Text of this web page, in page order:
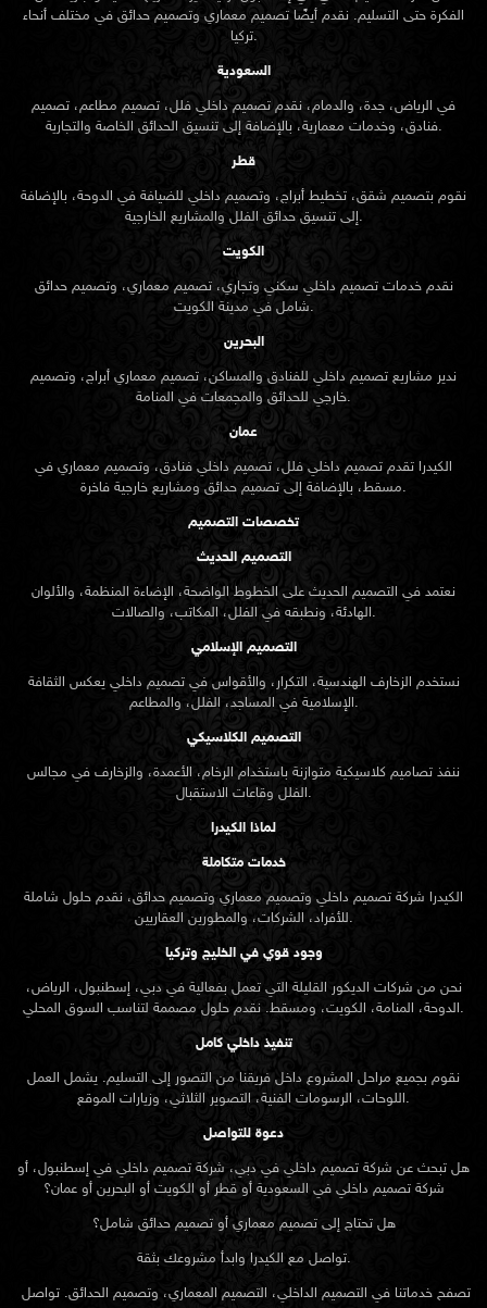
الفكرة حتى التسليم. نقدم أيضًا تصميم معماري وتصميم حدائق في مختلف أنحاء
تركيا.
السعودية
في الرياض، جدة، والدمام، نقدم تصميم داخلي فلل، تصميم مطاعم، تصميم
فنادق، وخدمات معمارية، بالإضافة إلى تنسيق الحدائق الخاصة والتجارية.
قطر
نقوم بتصميم شقق، تخطيط أبراج، وتصميم داخلي للضيافة في الدوحة، بالإضافة
إلى تنسيق حدائق الفلل والمشاريع الخارجية.
الكويت
نقدم خدمات تصميم داخلي سكني وتجاري، تصميم معماري، وتصميم حدائق
شامل في مدينة الكويت.
البحرين
ندير مشاريع تصميم داخلي للفنادق والمساكن، تصميم معماري أبراج، وتصميم
خارجي للحدائق والمجمعات في المنامة.
عمان
الكيدرا تقدم تصميم داخلي فلل، تصميم داخلي فنادق، وتصميم معماري في
مسقط، بالإضافة إلى تصميم حدائق ومشاريع خارجية فاخرة.
تخصصات التصميم
التصميم الحديث
نعتمد في التصميم الحديث على الخطوط الواضحة، الإضاءة المنظمة، والألوان
الهادئة، ونطبقه في الفلل، المكاتب، والصالات.
التصميم الإسلامي
نستخدم الزخارف الهندسية، التكرار، والأقواس في تصميم داخلي يعكس الثقافة
الإسلامية في المساجد، الفلل، والمطاعم.
التصميم الكلاسيكي
ننفذ تصاميم كلاسيكية متوازنة باستخدام الرخام، الأعمدة، والزخارف في مجالس
الفلل وقاعات الاستقبال.
لماذا الكيدرا
خدمات متكاملة
الكيدرا شركة تصميم داخلي وتصميم معماري وتصميم حدائق، نقدم حلول شاملة
للأفراد، الشركات، والمطورين العقاريين.
وجود قوي في الخليج وتركيا
نحن من شركات الديكور القليلة التي تعمل بفعالية في دبي، إسطنبول، الرياض،
الدوحة، المنامة، الكويت، ومسقط. نقدم حلول مصممة لتناسب السوق المحلي.
تنفيذ داخلي كامل
نقوم بجميع مراحل المشروع داخل فريقنا من التصور إلى التسليم. يشمل العمل
اللوحات، الرسومات الفنية، التصوير الثلاثي، وزيارات الموقع.
دعوة للتواصل
هل تبحث عن شركة تصميم داخلي في دبي، شركة تصميم داخلي في إسطنبول، أو
شركة تصميم داخلي في السعودية أو قطر أو الكويت أو البحرين أو عمان؟
هل تحتاج إلى تصميم معماري أو تصميم حدائق شامل؟
تواصل مع الكيدرا وابدأ مشروعك بثقة.